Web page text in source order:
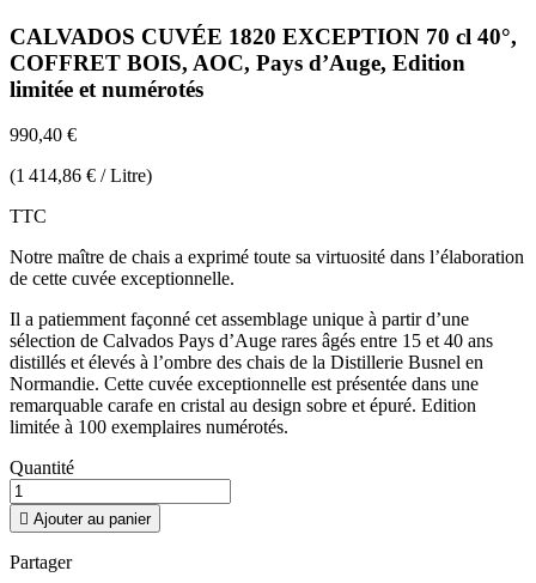
CALVADOS CUVÉE 1820 EXCEPTION 70 cl 40°,
COFFRET BOIS, AOC, Pays d’Auge, Edition
limitée et numérotés
990,40 €
(1 414,86 € / Litre)
TTC
Notre maître de chais a exprimé toute sa virtuosité dans l’élaboration
de cette cuvée exceptionnelle.
Il a patiemment façonné cet assemblage unique à partir d’une
sélection de Calvados Pays d’Auge rares âgés entre 15 et 40 ans
distillés et élevés à l’ombre des chais de la Distillerie Busnel en
Normandie. Cette cuvée exceptionnelle est présentée dans une
remarquable carafe en cristal au design sobre et épuré. Edition
limitée à 100 exemplaires numérotés.
Quantité
 Ajouter au panier
Partager